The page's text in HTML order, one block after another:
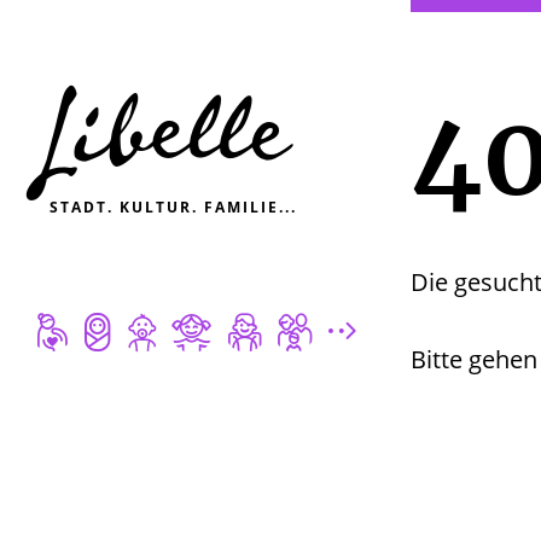

STADT. KULTUR. FAMILIE...
      
Die
Bitte